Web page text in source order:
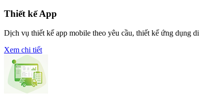
Thiết kế App
Dịch vụ thiết kế app mobile theo yêu cầu, thiết kế ứng dụng
Xem chi tiết